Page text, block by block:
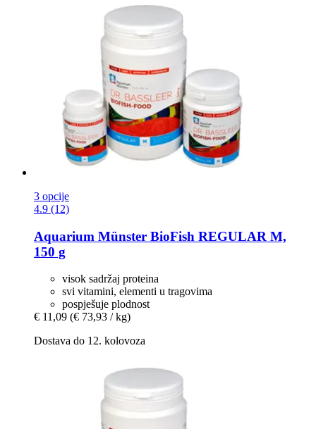
3 opcije
4.9 (12)
Aquarium Münster BioFish REGULAR M,
150 g
visok sadržaj proteina
svi vitamini, elementi u tragovima
pospješuje plodnost
€ 11,09 (€ 73,93 / kg)
Dostava do 12. kolovoza